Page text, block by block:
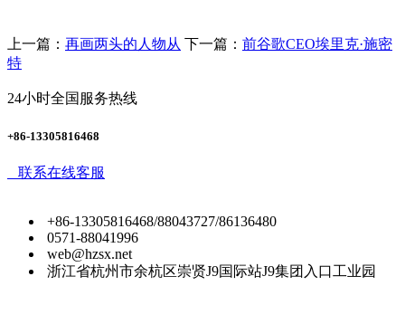
上一篇： 再画两头的人物从 下一篇： 前谷歌CEO埃里克·施密
特
24小时全国服务热线
+86-13305816468
联系在线客服
+86-13305816468/88043727/86136480
0571-88041996
web@hzsx.net
浙江省杭州市余杭区崇贤J9国际站J9集团入口工业园